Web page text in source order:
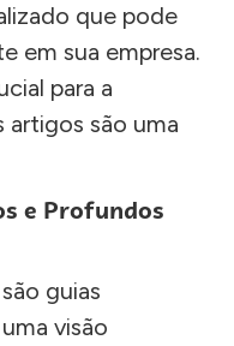
que pode
em sua empresa.
para a
são uma
e Profundos
guias
visão